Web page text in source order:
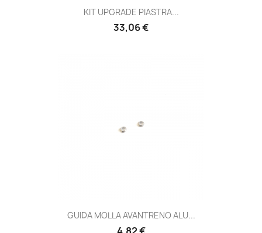
KIT UPGRADE PIASTRA...
Prezzo
33,06 €
GUIDA MOLLA AVANTRENO ALU...
Prezzo